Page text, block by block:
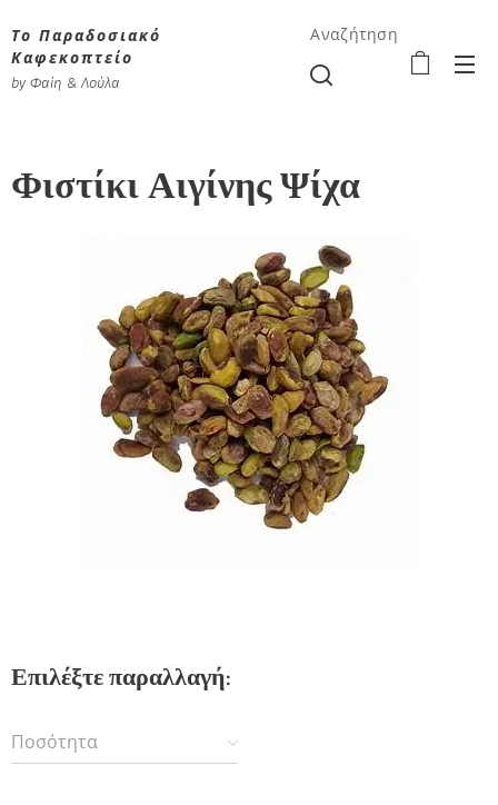
Το Παραδοσιακό
Καφεκοπτείο
by Φαίη & Λούλα
Αναζήτηση
Φιστίκι Αιγίνης Ψίχα
Επιλέξτε παραλλαγή:
Ποσότητα